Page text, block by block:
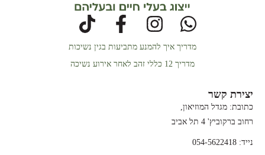
מדריך איך להמנע מתביעות בגין נשיכות
מדריך 12 כללי זהב לאחר אירוע נשיכה
יצירת קשר
כתובת: מגדל המוזיאון,
רחוב ברקוביץ' 4 תל אביב
נייד: 054-5622418